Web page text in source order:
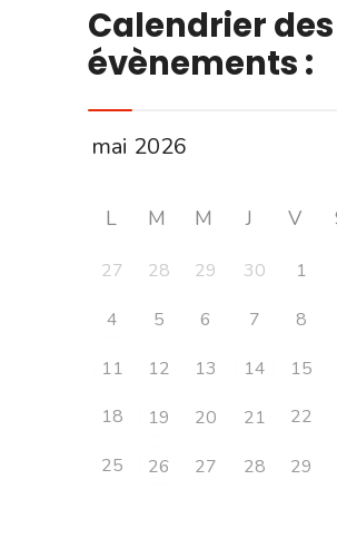
Calendrier des
évènements :
L M M J V
27 28 29 30 1
4
5 6 7 8
11
12 13 14 15
18
19 20 21 22
25
26 27 28 29